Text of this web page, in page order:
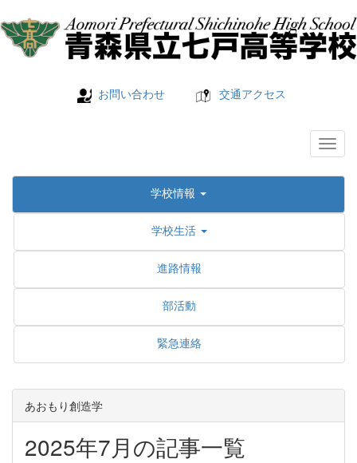
お問い合わせ 交通アクセス
学校情報
学校生活
進路情報
部活動
緊急連絡
あおもり創造学
2025年7月の記事一覧